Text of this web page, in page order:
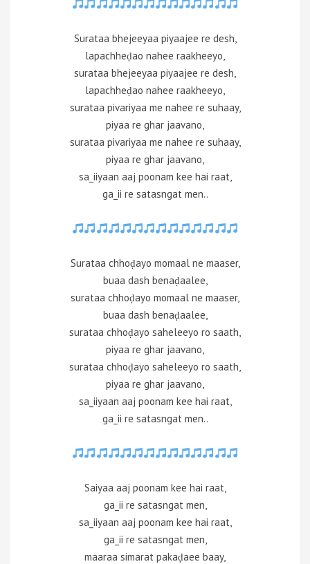
Surataa bhejeeyaa piyaajee re desh,
lapachheḍao nahee raakheeyo,
surataa bhejeeyaa piyaajee re desh,
lapachheḍao nahee raakheeyo,
surataa pivariyaa me nahee re suhaay,
piyaa re ghar jaavano,
surataa pivariyaa me nahee re suhaay,
piyaa re ghar jaavano,
sa_iiyaan aaj poonam kee hai raat,
ga_ii re satasngat men..
Surataa chhoḍayo momaal ne maaser,
buaa dash benaḍaalee,
surataa chhoḍayo momaal ne maaser,
buaa dash benaḍaalee,
surataa chhoḍayo saheleeyo ro saath,
piyaa re ghar jaavano,
surataa chhoḍayo saheleeyo ro saath,
piyaa re ghar jaavano,
sa_iiyaan aaj poonam kee hai raat,
ga_ii re satasngat men..
Saiyaa aaj poonam kee hai raat,
ga_ii re satasngat men,
sa_iiyaan aaj poonam kee hai raat,
ga_ii re satasngat men,
maaraa simarat pakaḍaee baay,